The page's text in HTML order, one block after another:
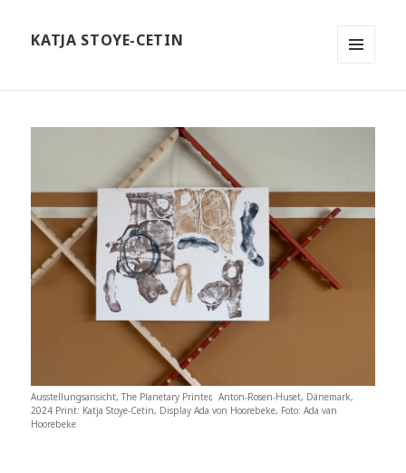
KATJA STOYE-CETIN
Ausstellungsansicht, The Planetary Printer, Anton-Rosen-Huset, Dänemark,
2024 Print: Katja Stoye-Cetin, Display Ada von Hoorebeke, Foto: Ada van
Hoorebeke